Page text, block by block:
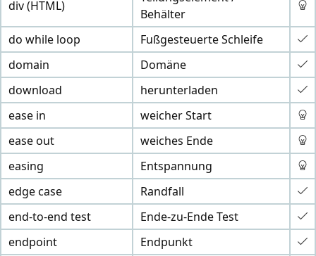
div (HTML)
Behälter
do while loop
Fußgesteuerte Schleife
domain
Domäne
download
herunterladen
ease in
weicher Start
ease out
weiches Ende
easing
Entspannung
edge case
Randfall
end-to-end test
Ende-zu-Ende Test
endpoint
Endpunkt